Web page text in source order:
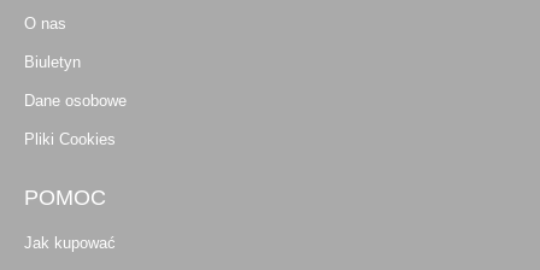
O nas
Biuletyn
Dane osobowe
Pliki Cookies
POMOC
Jak kupować